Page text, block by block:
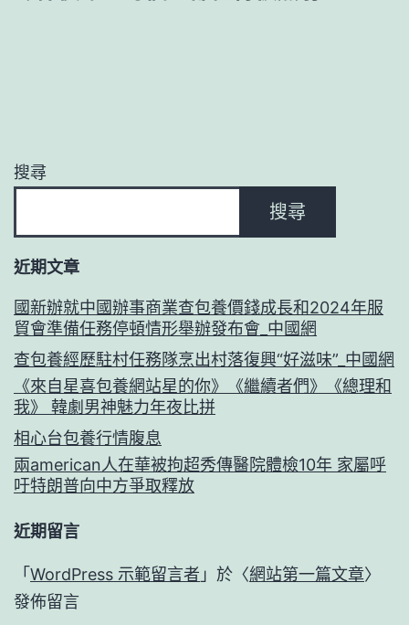
搜尋
搜尋
近期文章
國新辦就中國辦事商業查包養價錢成長和2024年服
貿會準備任務停頓情形舉辦發布會_中國網
查包養經歷駐村任務隊烹出村落復興“好滋味”_中國網
《來自星喜包養網站星的你》《繼續者們》《總理和
我》 韓劇男神魅力年夜比拼
相心台包養行情腹息
兩american人在華被拘超秀傳醫院體檢10年 家屬呼
吁特朗普向中方爭取釋放
近期留言
「 WordPress 示範留言者 」於〈網站第一篇文章〉
發佈留言